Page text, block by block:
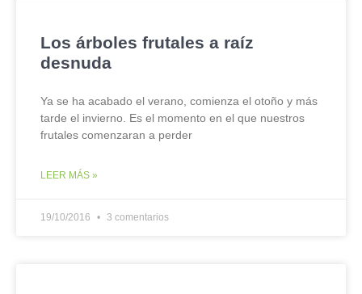
Los árboles frutales a raíz
desnuda
Ya se ha acabado el verano, comienza el otoño y más
tarde el invierno. Es el momento en el que nuestros
frutales comenzaran a perder
LEER MÁS »
19/10/2016 3 comentarios